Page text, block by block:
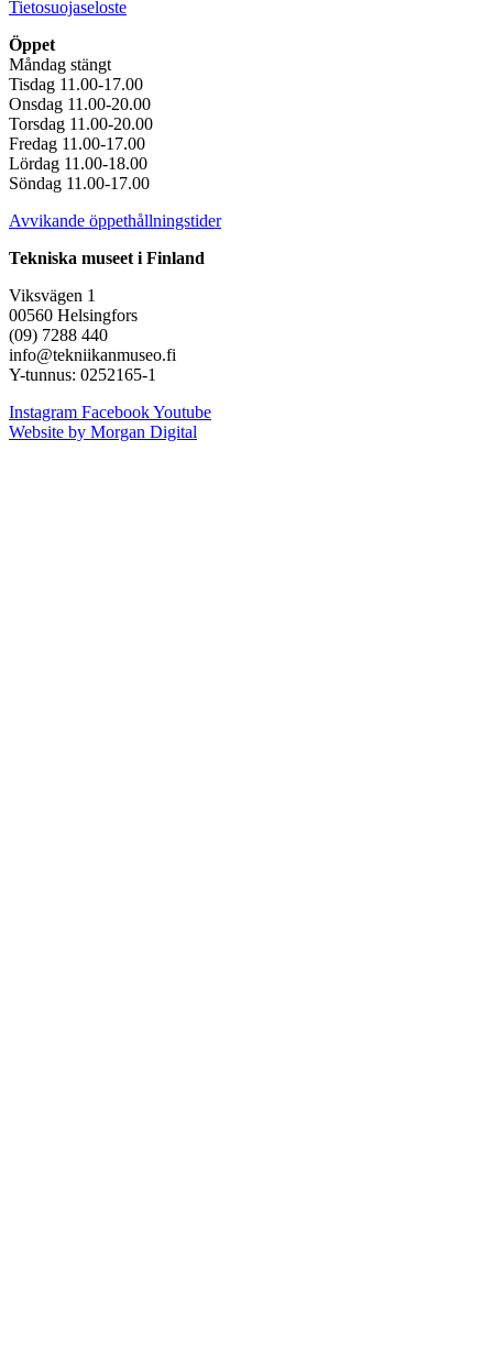
Tietosuojaseloste
Öppet
Måndag stängt
Tisdag 11.00-17.00
Onsdag 11.00-20.00
Torsdag 11.00-20.00
Fredag 11.00-17.00
Lördag 11.00-18.00
Söndag 11.00-17.00
Avvikande öppethållningstider
Tekniska museet i Finland
Viksvägen 1
00560 Helsingfors
(09) 7288 440
info@tekniikanmuseo.fi
Y-tunnus: 0252165-1
Instagram FacebookYoutube
Website by Morgan Digital